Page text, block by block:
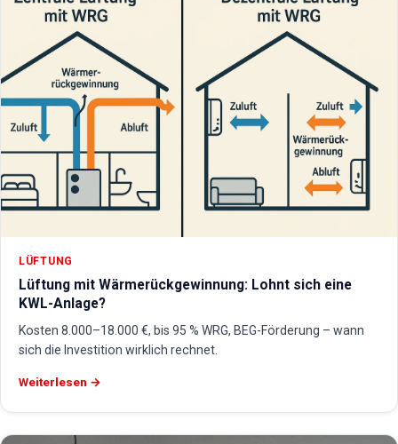
LÜFTUNG
Lüftung mit Wärmerückgewinnung: Lohnt sich eine
KWL-Anlage?
Kosten 8.000–18.000 €, bis 95 % WRG, BEG-Förderung – wann
sich die Investition wirklich rechnet.
Weiterlesen →